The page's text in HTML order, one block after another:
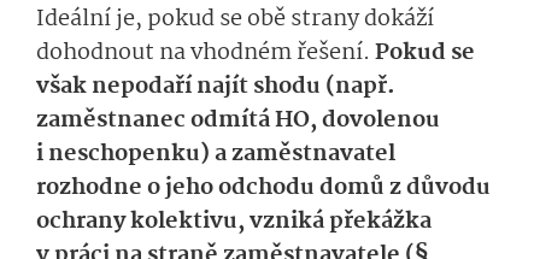
Ideální je, pokud se obě strany dokáží
dohodnout na vhodném řešení. Pokud se
však nepodaří najít shodu (např.
zaměstnanec odmítá HO, dovolenou
i neschopenku) a zaměstnavatel
rozhodne o jeho odchodu domů z důvodu
ochrany kolektivu, vzniká překážka